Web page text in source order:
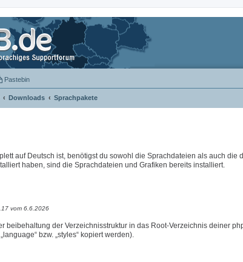
Pastebin
Downloads Sprachpakete
auf Deutsch ist, benötigst du sowohl die Sprachdateien als auch die
haben, sind die Sprachdateien und Grafiken bereits installiert.
vom 6.6.2026
beibehaltung der Verzeichnisstruktur in das Root-Verzeichnis deiner
bzw. „styles“ kopiert werden).